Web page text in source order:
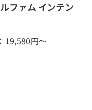
ファム インテン
19,580円～